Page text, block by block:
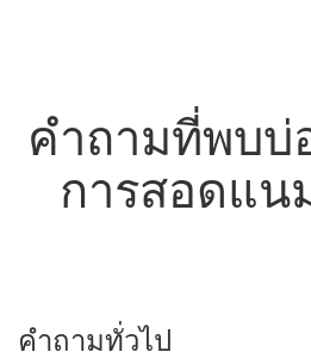
คำถามที่พบบ่
การสอดแน
คำถามทั่วไป